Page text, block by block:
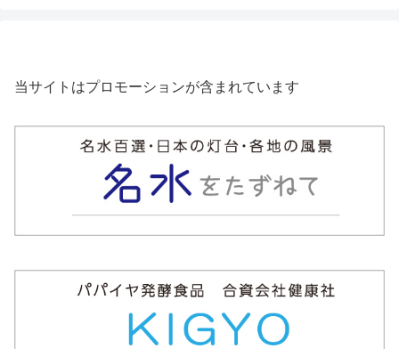
当サイトはプロモーションが含まれています